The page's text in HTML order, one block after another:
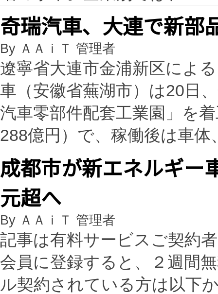
奇瑞汽車、大連で新部
By ＡＡｉＴ 管理者
遼寧省大連市金浦新区によ
車（安徽省蕪湖市）は20日
汽車零部件配套工業園」を
288億円）で、稼働後は車
成都市が新エネルギー
元超へ
By ＡＡｉＴ 管理者
記事は有料サービスご契約
会員に登録すると、２週間
ル契約されている方は以下